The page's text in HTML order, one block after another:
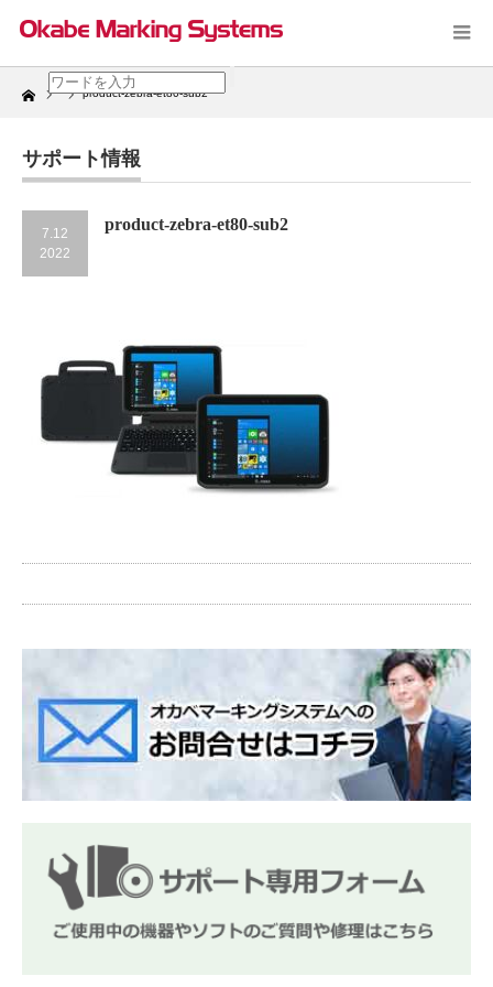
Home product-zebra-et80-sub2
サポート情報
7.12
2022
product-zebra-et80-sub2